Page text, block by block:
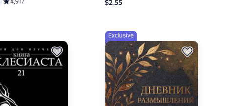
Средний рейтинг 4,9 на основе 17 оценок
4,917 $2.55
Exclusive